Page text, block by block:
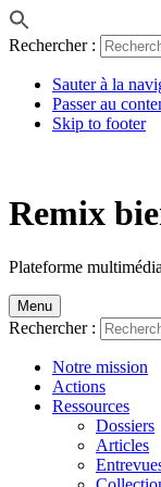
Rechercher :
Sauter à la
Passer au
Skip to footer
Remix
Plateforme
Menu
Rechercher :
Notre mission
Actions
Ressources
Dossiers
Articles